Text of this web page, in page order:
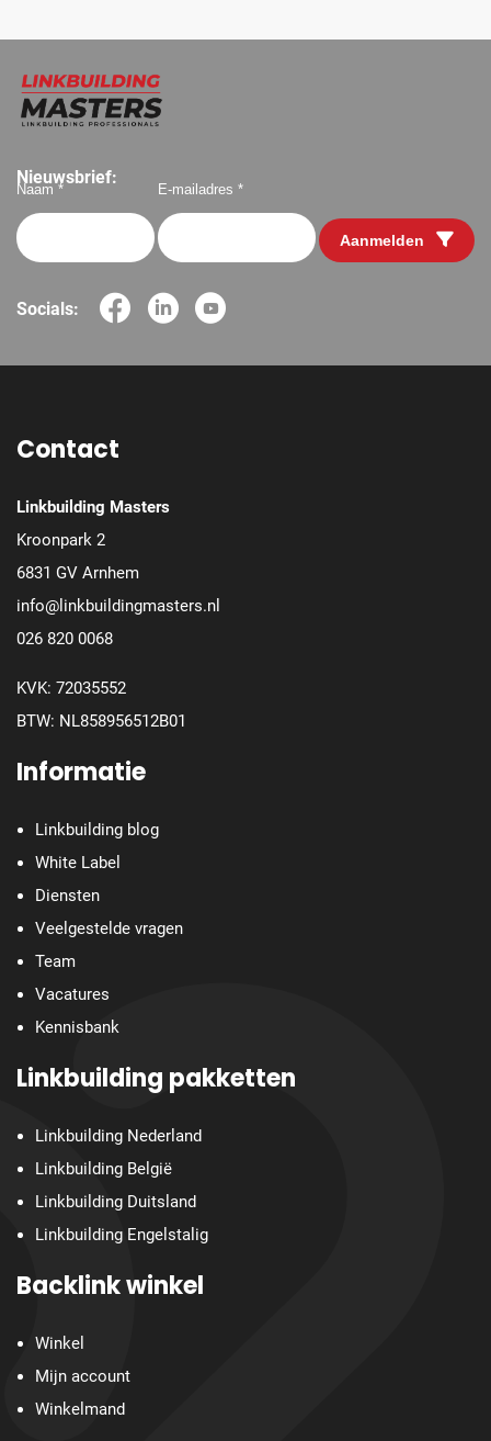
Nieuwsbrief:
Naam * E-mailadres *
Aanmelden
Socials:
Contact
Linkbuilding Masters
Kroonpark 2
6831 GV Arnhem
info@linkbuildingmasters.nl
026 820 0068
KVK: 72035552
BTW: NL858956512B01
Informatie
Linkbuilding blog
White Label
Diensten
Veelgestelde vragen
Team
Vacatures
Kennisbank
Linkbuilding pakketten
Linkbuilding Nederland
Linkbuilding België
Linkbuilding Duitsland
Linkbuilding Engelstalig
Backlink winkel
Winkel
Mijn account
Winkelmand